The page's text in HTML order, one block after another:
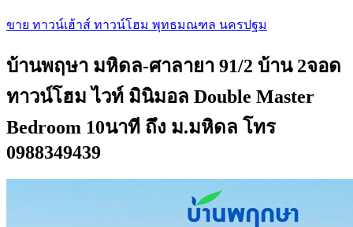
ขาย ทาวน์เฮ้าส์ ทาวน์โฮม พุทธมณฑล นครปฐม
บ้านพฤษา มหิดล-ศาลายา 91/2 บ้าน 2จอด
ทาวน์โฮม ไวท์ มินิมอล Double Master
Bedroom 10นาที ถึง ม.มหิดล โทร
0988349439